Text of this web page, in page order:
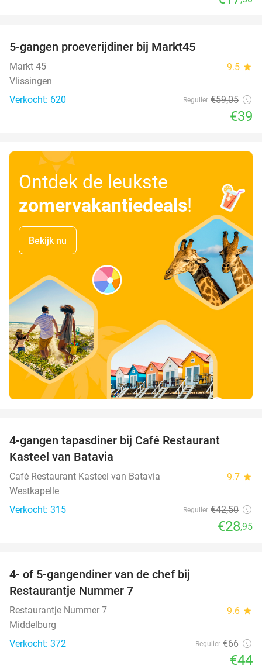
5-gangen proeverijdiner bij Markt45
Markt 45 9.5 star
Vlissingen
Verkocht: 620
Regulier €59,05
€39
Ontdek de leukste
zomervakantiedeals!
Bekijk nu
4-gangen tapasdiner bij Café Restaurant
Kasteel van Batavia
Café Restaurant Kasteel van Batavia 9.7 star
Westkapelle
Verkocht: 315
Regulier €42,50
€28,95
4- of 5-gangendiner van de chef bij
Restaurantje Nummer 7
Restaurantje Nummer 7 9.6 star
Middelburg
Verkocht: 372
Regulier €66
€44